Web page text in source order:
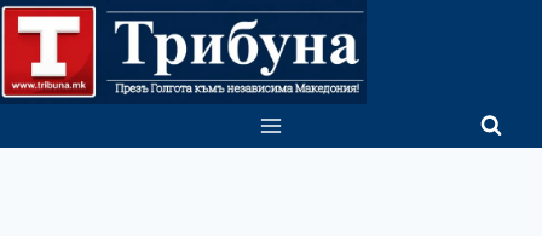
Skip
content